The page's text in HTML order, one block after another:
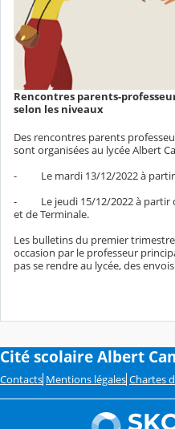
Rencontres parents-
selon les niveaux
Des rencontres parents
sont organisées au lycée Albert
- Le mardi 13/12/2022 à partir
- Le jeudi 15/12/2022 à partir
et de Terminale.
Les bulletins du premier
occasion par le professeur
pas se rendre au lycée, des
Cité scolaire Albert
Contacts Mentions légales Chartes